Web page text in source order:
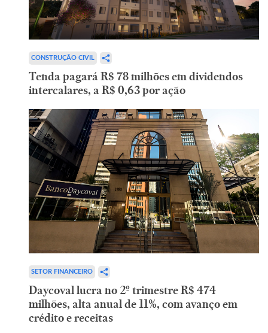
CONSTRUÇÃO CIVIL
Tenda pagará R$ 78 milhões em dividendos
intercalares, a R$ 0,63 por ação
SETOR FINANCEIRO
Daycoval lucra no 2º trimestre R$ 474
milhões, alta anual de 11%, com avanço em
crédito e receitas